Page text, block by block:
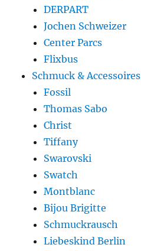
DERPART
Jochen Schweizer
Center Parcs
Flixbus
Schmuck & Accessoires
Fossil
Thomas Sabo
Christ
Tiffany
Swarovski
Swatch
Montblanc
Bijou Brigitte
Schmuckrausch
Liebeskind Berlin